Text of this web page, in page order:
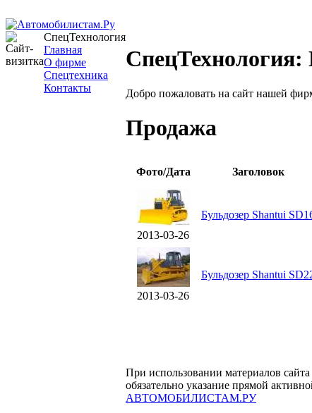
СпецТехнология
Главная
О фирме
Спецтехника
Контакты
СпецТехнология:
Добро пожаловать на сайт нашей
Продажа
Фото/Дата Заголовок
2013-03-26
Бульдозер Shantui
2013-03-26
Бульдозер Shantui
При использовании материалов сайта
обязательно указание прямой
АВТОМОБИЛИСТАМ.РУ